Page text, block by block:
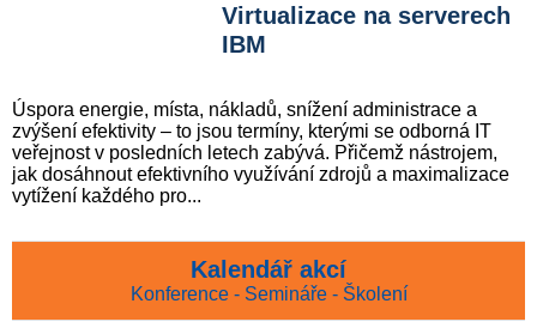
Virtualizace na serverech
IBM
Úspora energie, místa, nákladů, snížení administrace a
zvýšení efektivity – to jsou termíny, kterými se odborná IT
veřejnost v posledních letech zabývá. Přičemž nástrojem,
jak dosáhnout efektivního využívání zdrojů a maximalizace
vytížení každého pro...
Kalendář akcí
Konference - Semináře - Školení